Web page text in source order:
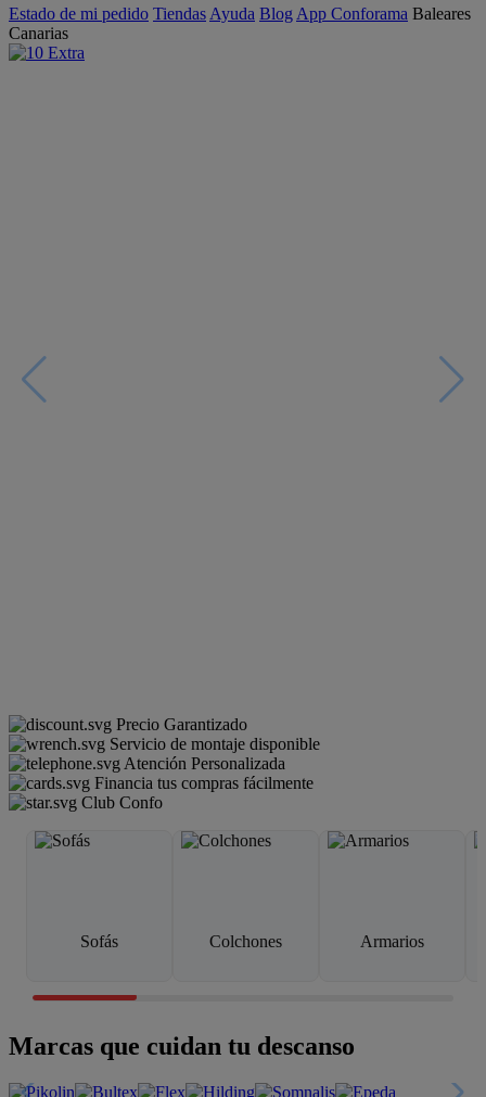
Estado de mi pedido Tiendas Ayuda Blog App Conforama Baleares
Canarias
Precio Garantizado
Servicio de montaje disponible
Atención Personalizada
Financia tus compras fácilmente
Club Confo
Sofás Colchones Armarios
Marcas que cuidan tu descanso